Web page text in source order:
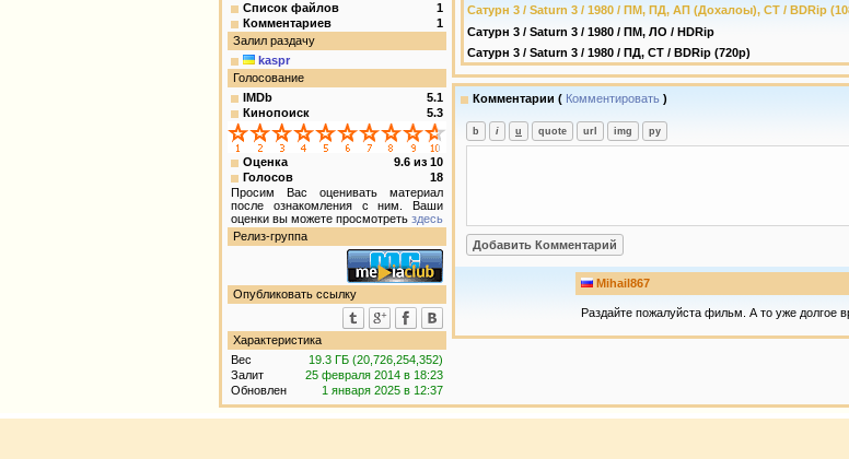
Список файлов
1
Комментариев
1
Залил раздачу
kaspr
Голосование
IMDb
5.1
Кинопоиск
5.3
Оценка 9.6 из 10
Голосов
18
Просим Вас оценивать материал
после ознакомления с ним. Ваши
оценки вы можете просмотреть здесь
Релиз-группа
Опубликовать ссылку
Характеристика
Вес
19.3 ГБ (20,726,254,352)
Залит
25 февраля 2014 в 18:23
Обновлен
1 января 2025 в 12:37
Сатурн 3 / Saturn 3 / 1980 / ПМ, ПД, АП (Дохалоы), СТ / BDRip
Сатурн 3 / Saturn 3 / 1980 / ПМ, ЛО / HDRip
Сатурн 3 / Saturn 3 / 1980 / ПД, СТ / BDRip (720p)
Комментарии ( Комментировать )
Mihail867
Раздайте пожалуйста фильм. А то уже долгое